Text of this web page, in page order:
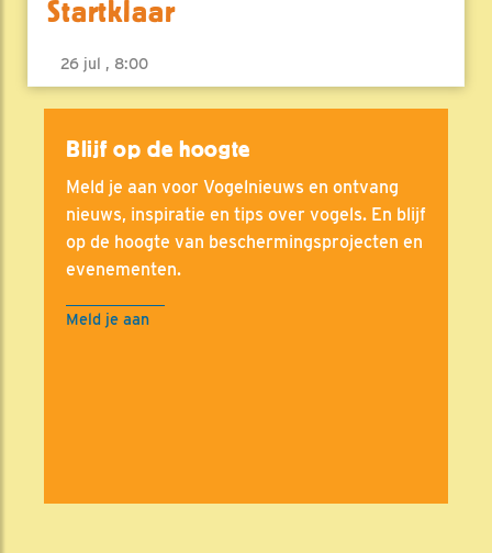
Startklaar
26 jul , 8:00
Blijf op de hoogte
Meld je aan voor Vogelnieuws en ontvang
nieuws, inspiratie en tips over vogels. En blijf
op de hoogte van beschermingsprojecten en
evenementen.
Meld je aan